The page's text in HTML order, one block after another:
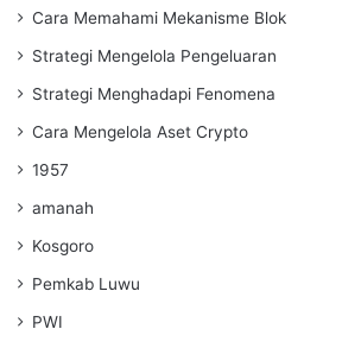
Cara Memahami Mekanisme Blok
Strategi Mengelola Pengeluaran
Strategi Menghadapi Fenomena
Cara Mengelola Aset Crypto
1957
amanah
Kosgoro
Pemkab Luwu
PWI